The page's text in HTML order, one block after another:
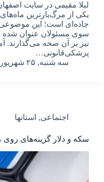
لیلا مقیمی در سایت
یکی از مرگ‌بارترین
جاده‌ای است؛ این
سوی مسئولان عنوان شده
نیز بر آن صحه می‌گذارند.
پزشکی‌قانونی…
سه شنبه, ۲۵ شهریور ۱۴۰۴ – ۱۵:۱۵
اجتماعی, استانها
سکه و دلار گزینه‌های